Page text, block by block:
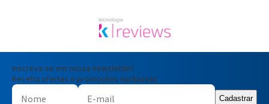
Inscreva-se em nossa newsletter!
Receba ofertas e promoções exclusivas
Cadastrar